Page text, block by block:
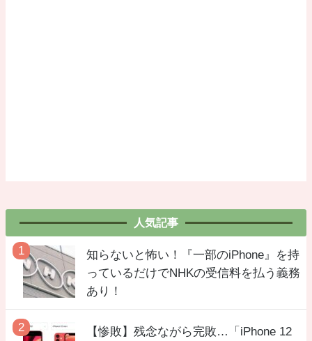
人気記事
知らないと怖い！『一部のiPhone』を持
っているだけでNHKの受信料を払う義務
あり！
【惨敗】残念ながら完敗…「iPhone 12